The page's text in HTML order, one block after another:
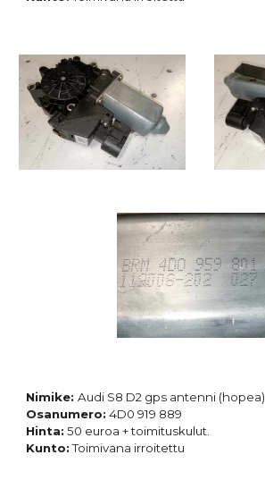
Nimike:Audi S8 D2 gps antenni (hopea)
Osanumero: 4D0 919 889
Hinta: 50 euroa + toimituskulut.
Kunto:Toimivana irroitettu